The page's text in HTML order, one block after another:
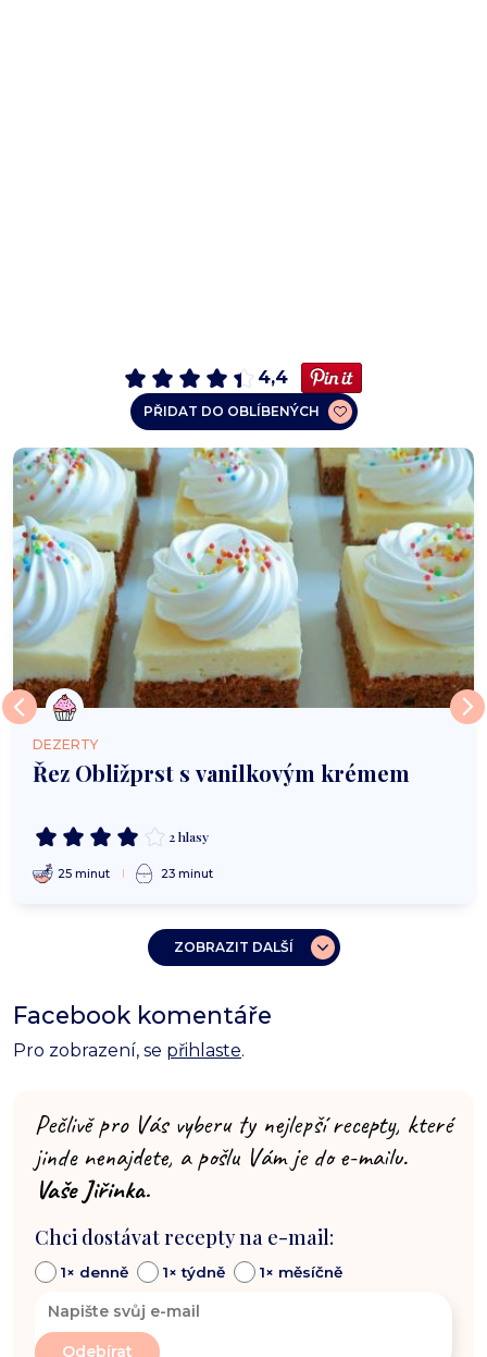
4,4
PŘIDAT DO OBLÍBENÝCH
DEZERTY
Řez Obližprst s vanilkovým krémem
2 hlasy
25 minut 23 minut
ZOBRAZIT DALŠÍ
Facebook komentáře
Pro zobrazení, se přihlaste.
Pečlivě pro Vás vyberu ty nejlepší recepty, které
jinde nenajdete, a pošlu Vám je do e-mailu.
Vaše Jiřinka.
Chci dostávat recepty na e-mail:
1× denně 1× týdně 1× měsíčně